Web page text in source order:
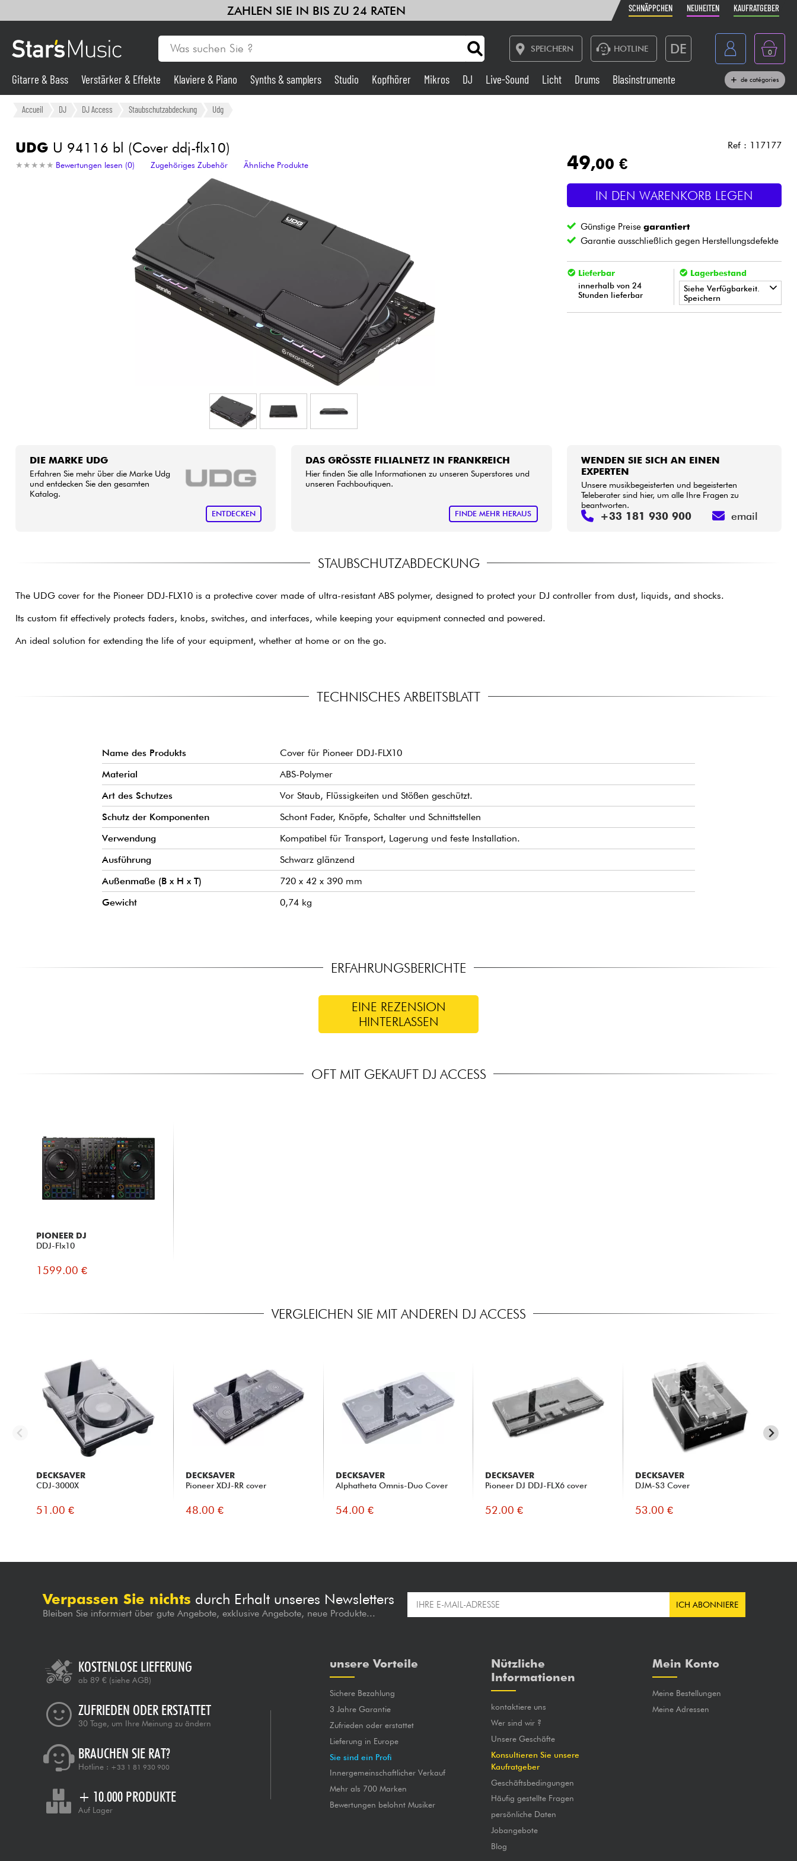
ZAHLEN SIE IN BIS ZU 24 RATEN SCHNÄPPCHEN NEUHEITEN KAUFRATGEBER
SPEICHERN HOTLINE DE
Belgique
Nederland
0
Gitarre & Bass
Synths & samplers
Live-Sound
Blasinstrumente
Kinder Kabel & Zubehöre
Sehen Sie sich unsere Marken an
Gitarre & Bass Verstärker & Effekte Klaviere & Piano Synths & samplers Studio Kopfhörer Mikros DJ Live-Sound Licht Drums Blasinstrumente de catégories
Accueil DJ DJ Access Staubschutzabdeckung Udg
UDG U 94116 bl (Cover ddj-flx10)
★ ★ ★ ★ ★
★ ★ ★ ★ ★ Bewertungen lesen (0) Zugehöriges Zubehör Ähnliche Produkte
Ref : 117177
49,00 €
IN DEN WARENKORB LEGEN
Günstige Preisegarantiert
Garantie ausschließlich gegen Herstellungsdefekte
Lieferbar
innerhalb von 24
Stunden lieferbar
Lagerbestand
Siehe Verfügbarkeit.
Speichern
DIE MARKE UDG
Erfahren Sie mehr über die Marke Udg
und entdecken Sie den gesamten
Katalog.
ENTDECKEN
DAS GRÖSSTE FILIALNETZ IN FRANKREICH
Hier finden Sie alle Informationen zu unseren Superstores und
unseren Fachboutiquen.
FINDE MEHR HERAUS
WENDEN SIE SICH AN EINEN
EXPERTEN
Unsere musikbegeisterten und begeisterten
Teleberater sind hier, um alle Ihre Fragen zu
beantworten.
+33 181 930 900 email
STAUBSCHUTZABDECKUNG
The UDG cover for the Pioneer DDJ-FLX10 is a protective cover made of ultra-resistant ABS polymer, designed to protect your DJ controller from dust, liquids, and shocks.
Its custom fit effectively protects faders, knobs, switches, and interfaces, while keeping your equipment connected and powered.
An ideal solution for extending the life of your equipment, whether at home or on the go.
TECHNISCHES ARBEITSBLATT
Name des Produkts
Cover für Pioneer DDJ-FLX10
Material
ABS-Polymer
Art des Schutzes
Vor Staub, Flüssigkeiten und Stößen geschützt.
Schutz der Komponenten
Schont Fader, Knöpfe, Schalter und Schnittstellen
Verwendung
Kompatibel für Transport, Lagerung und feste Installation.
Ausführung
Schwarz glänzend
Außenmaße (B x H x T)
720 x 42 x 390 mm
Gewicht
0,74 kg
ERFAHRUNGSBERICHTE
EINE REZENSION
HINTERLASSEN
OFT MIT GEKAUFT DJ ACCESS
PIONEER DJ
DDJ-Flx10
1599.00 €
VERGLEICHEN SIE MIT ANDEREN DJ ACCESS
DECKSAVER
CDJ-3000X
51.00 €
DECKSAVER
Pioneer XDJ-RR cover
48.00 €
DECKSAVER
Alphatheta Omnis-Duo Cover
54.00 €
DECKSAVER
Pioneer DJ DDJ-FLX6 cover
52.00 €
DECKSAVER
DJM-S3 Cover
53.00 €
Verpassen Sie nichts durch Erhalt unseres Newsletters
Bleiben Sie informiert über gute Angebote, exklusive Angebote, neue Produkte...
ICH ABONNIERE
KOSTENLOSE LIEFERUNG
ab 89 € (siehe AGB)
ZUFRIEDEN ODER ERSTATTET
30 Tage, um Ihre Meinung zu ändern
BRAUCHEN SIE RAT?
Hotline : +33 1 81 930 900
+ 10.000 PRODUKTE
Auf Lager
unsere Vorteile
Sichere Bezahlung
3 Jahre Garantie
Zufrieden oder erstattet
Lieferung in Europe
Sie sind ein Profi
Innergemeinschaftlicher Verkauf
Mehr als 700 Marken
Bewertungen belohnt Musiker
Nützliche
Informationen
kontaktiere uns
Wer sind wir ?
Unsere Geschäfte
Konsultieren Sie unsere
Kaufratgeber
Geschäftsbedingungen
Häufig gestellte Fragen
persönliche Daten
Jobangebote
Blog
Mein Konto
Meine Bestellungen
Meine Adressen